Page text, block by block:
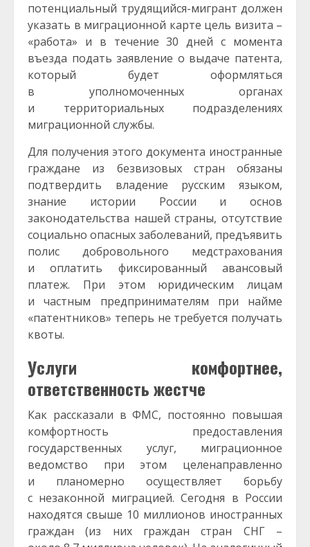
потенциальный трудящийся-мигрант должен
указать в миграционной карте цель визита –
«работа» и в течение 30 дней с момента
въезда подать заявление о выдаче патента,
который будет оформляться
в уполномоченных органах
и территориальных подразделениях
миграционной службы.
Для получения этого документа иностранные
граждане из безвизовых стран обязаны
подтвердить владение русским языком,
знание истории России и основ
законодательства нашей страны, отсутствие
социально опасных заболеваний, предъявить
полис добровольного медстрахования
и оплатить фиксированный авансовый
платеж. При этом юридическим лицам
и частным предпринимателям при найме
«патентников» теперь не требуется получать
квоты.
Услуги комфортнее,
ответственность жестче
Как рассказали в ФМС, постоянно повышая
комфортность предоставления
государственных услуг, миграционное
ведомство при этом целенаправленно
и планомерно осуществляет борьбу
с незаконной миграцией. Сегодня в России
находятся свыше 10 миллионов иностранных
граждан (из них граждан стран СНГ –